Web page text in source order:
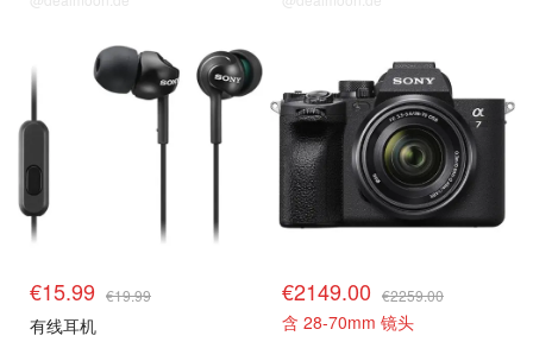
€15.99 €19.99
有线耳机
€2149.00 €2259.00
含 28-70mm 镜头